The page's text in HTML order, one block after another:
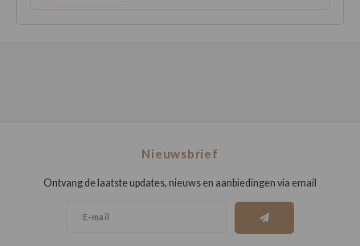
Nieuwsbrief
Ontvang de laatste updates, nieuws en aanbiedingen via email